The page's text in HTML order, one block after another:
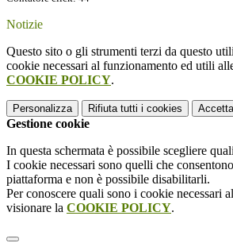
Notizie
Questo sito o gli strumenti terzi da questo
cookie necessari al funzionamento ed utili
COOKIE POLICY.
Personalizza Rifiuta tutti i cookies
Gestione cookie
In questa schermata è possibile scegliere
I cookie necessari sono quelli che
piattaforma e non è possibile disabilitarli.
Per conoscere quali sono i cookie necessari
visionare la COOKIE POLICY.